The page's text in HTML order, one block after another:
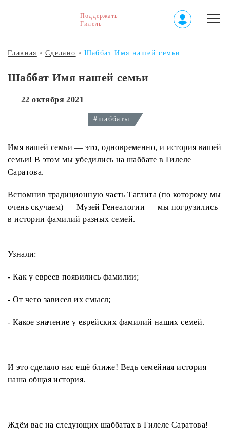
Поддержать
Гилель
Главная Сделано Шаббат Имя нашей семьи
Шаббат Имя нашей семьи
22 октября 2021
#шаббаты
Имя вашей семьи — это, одновременно, и история вашей
семьи! В этом мы убедились на шаббате в Гилеле
Саратова.
Вспомнив традиционную часть Таглита (по которому мы
очень скучаем) — Музей Генеалогии — мы погрузились
в истории фамилий разных семей.
Узнали:
- Как у евреев появились фамилии;
- От чего зависел их смысл;
- Какое значение у еврейских фамилий наших семей.
И это сделало нас ещё ближе! Ведь семейная история —
наша общая история.
Ждём вас на следующих шаббатах в Гилеле Саратова!